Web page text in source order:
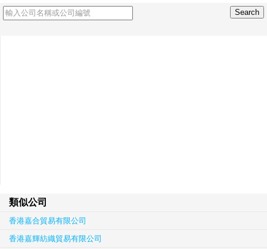
類似公司
香港嘉合貿易有限公司
香港嘉輝紡織貿易有限公司